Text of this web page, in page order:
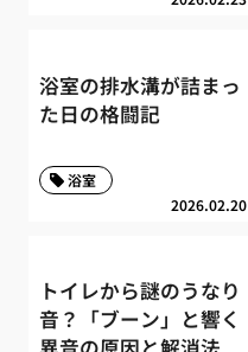
浴室の排水溝が詰まっ
た日の格闘記
2026.02.20
浴室
トイレから謎のうなり
音？「ブーン」と響く